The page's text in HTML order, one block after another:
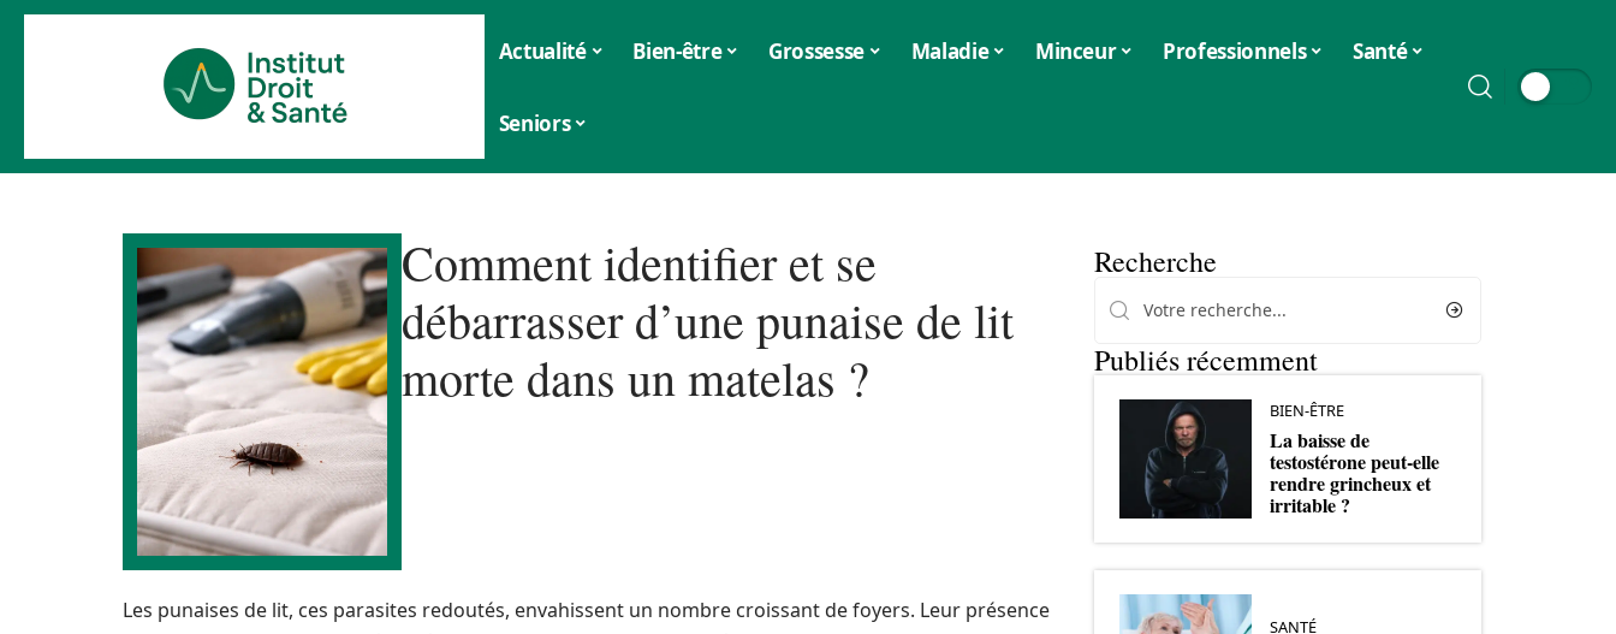
Actualité Bien-être Grossesse Maladie Minceur Professionnels Santé
Seniors
Comment identifier et se
débarrasser d’une punaise de lit
morte dans un matelas ?
Les punaises de lit, ces parasites redoutés, envahissent un nombre croissant de foyers. Leur présence
Recherche
Publiés récemment
BIEN-ÊTRE
La baisse de
testostérone peut-elle
rendre grincheux et
irritable ?
SANTÉ